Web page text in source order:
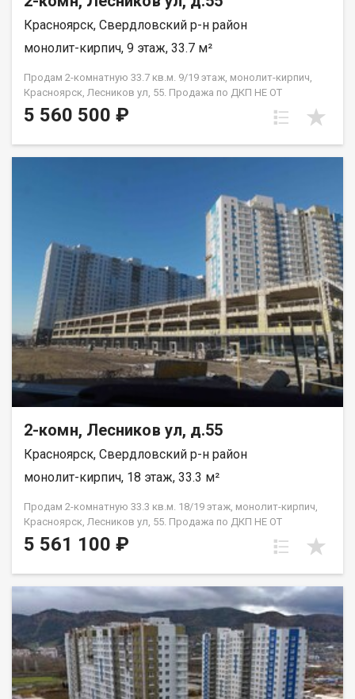
Красноярск, Свердловский р-н район
монолит-кирпич, 9 этаж, 33.7 м²
Продам 2-комнатную 33.7 кв.м. 9/19 этаж, монолит-кирпич,
Красноярск, Лесников ул, 55. Продажа по ДКП НЕ ОТ
ЗАСТРОЙЩИКА
5 560 500 ₽
2-комн, Лесников ул, д.55
Красноярск, Свердловский р-н район
монолит-кирпич, 18 этаж, 33.3 м²
Продам 2-комнатную 33.3 кв.м. 18/19 этаж, монолит-кирпич,
Красноярск, Лесников ул, 55. Продажа по ДКП НЕ ОТ
ЗАСТРОЙЩИКА.
5 561 100 ₽